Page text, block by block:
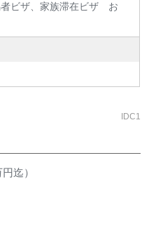
者ビザ、家族滞在ビザ お
IDC1
迄）